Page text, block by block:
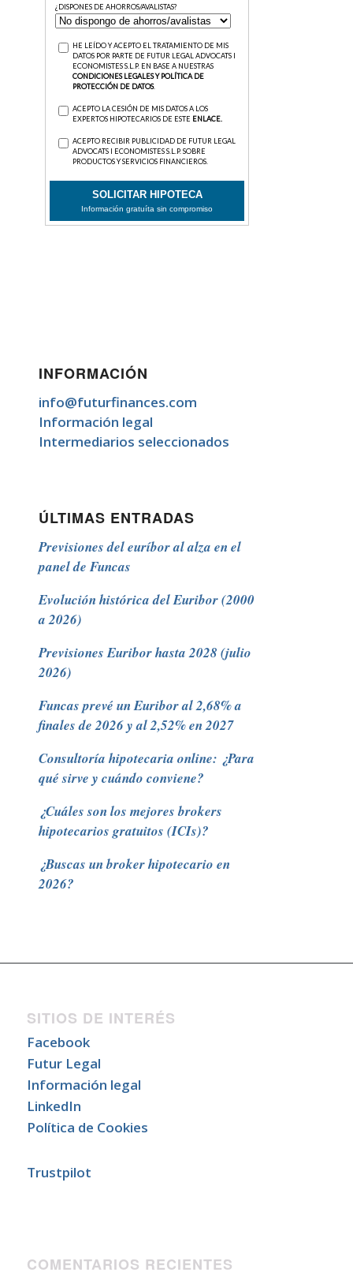
INFORMACIÓN
info@futurfinances.com
Información legal
Intermediarios seleccionados
ÚLTIMAS ENTRADAS
Previsiones del euríbor al alza en el
panel de Funcas
Evolución histórica del Euribor (2000
a 2026)
Previsiones Euribor hasta 2028 (julio
2026)
Funcas prevé un Euribor al 2,68% a
finales de 2026 y al 2,52% en 2027
Consultoría hipotecaria online: ¿Para
qué sirve y cuándo conviene?
¿Cuáles son los mejores brokers
hipotecarios gratuitos (ICIs)?
¿Buscas un broker hipotecario en
2026?
SITIOS DE INTERÉS
Facebook
Futur Legal
Información legal
LinkedIn
Política de Cookies
Trustpilot
COMENTARIOS RECIENTES